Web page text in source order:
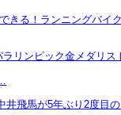
きる！ランニングバイ
ラリンピック金メダリス
井飛馬が5年ぶり2度目